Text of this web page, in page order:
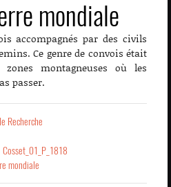
mondiale
accompagnés par des civils
Ce genre de convois était
montagneuses où les
passer.
Recherche
Cosset_01_P_1818
mondiale